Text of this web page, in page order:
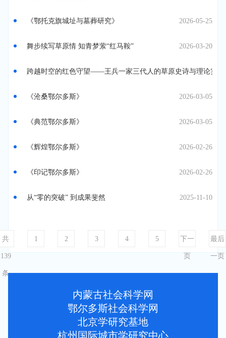
《鄂托克旗城址与墓葬研究》 2026-05-25
舞步续写草原情 知青梦萦“红马鞍” 2026-03-20
跨越时空的红色守望——王兵一家三代人的草原史诗与理论实践
《沧桑鄂尔多斯》 2026-03-05
《典范鄂尔多斯》 2026-03-05
《辉煌鄂尔多斯》 2026-02-26
《印记鄂尔多斯》 2026-02-26
从“零的突破” 到成果斐然 2025-11-10
共
139
条
1 2 3 4 5 下一
页
最后
一页
内蒙古社会科学网
鄂尔多斯社会科学网
北京学研究基地
杭州国际城市学研究中心